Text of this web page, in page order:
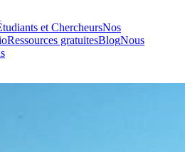
et ChercheursNos
Ressources gratuitesBlogNous